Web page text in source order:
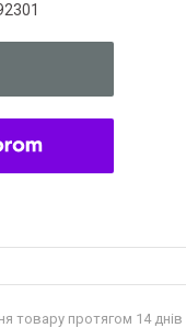
товару протягом 14 днів